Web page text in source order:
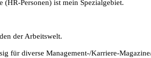
Personen) ist mein Spezialgebiet.
der Arbeitswelt.
für diverse Management-/Karriere-